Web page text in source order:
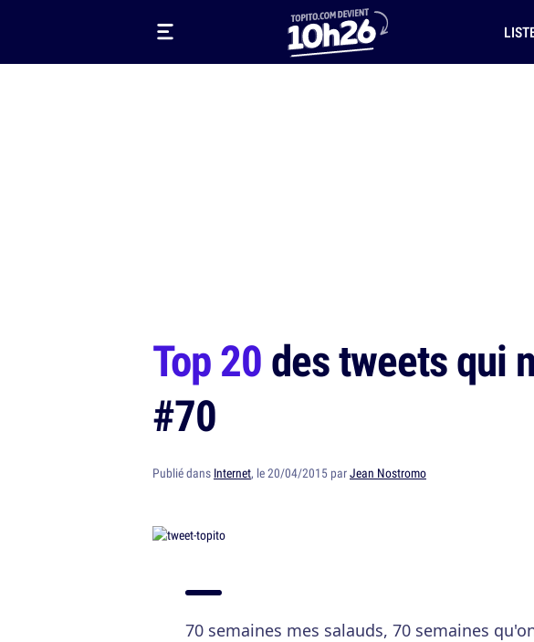
Top 20des tweets qui
#70
Publié dans Internet, le 20/04/2015 parJean Nostromo
70 semaines mes salauds, 70 semaines